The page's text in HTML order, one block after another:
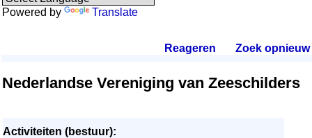
Powered by Translate
Reageren Zoek opnieuw.
Nederlandse Vereniging van Zeeschilders
Activiteiten (bestuur):